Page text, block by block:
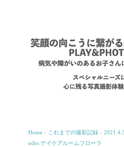
Home › これまでの撮影記録 ›
udio.デイケアルームフローラ